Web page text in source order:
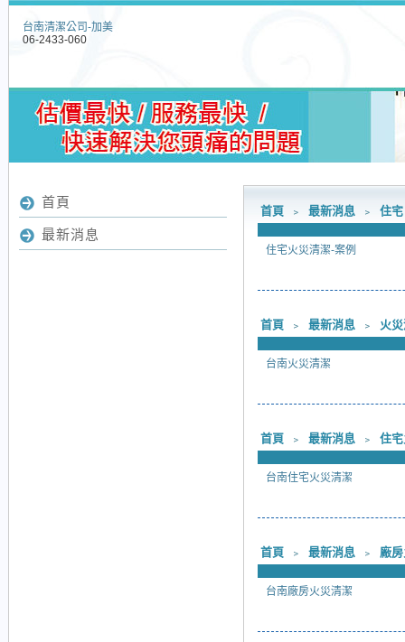
台南清潔公司-加美
06-2433-060
首頁 ﹥ 最新消息 ﹥ 住
住宅火災清潔-案例
首頁 ﹥ 最新消息 ﹥ 火
台南火災清潔
首頁 ﹥ 最新消息 ﹥ 住
台南住宅火災清潔
首頁 ﹥ 最新消息 ﹥ 廠
台南廠房火災清潔
首頁
最新消息